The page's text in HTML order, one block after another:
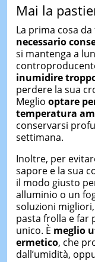
Mai la
La prima cosa
necessario
si mantenga a
inumidire
perdere la sua
Meglio optare
temperatura
conservarsi
settimana.
Inoltre, per
sapore e la sua
il modo giusto
alluminio o un
soluzioni
pasta frolla e far
unico. È meglio
ermetico, che
dall’umidità,